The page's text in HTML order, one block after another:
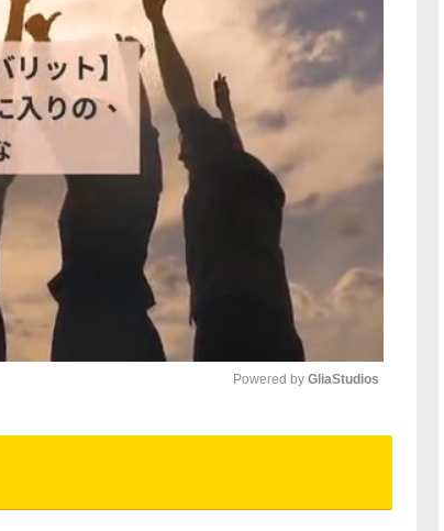
Powered by GliaStudios